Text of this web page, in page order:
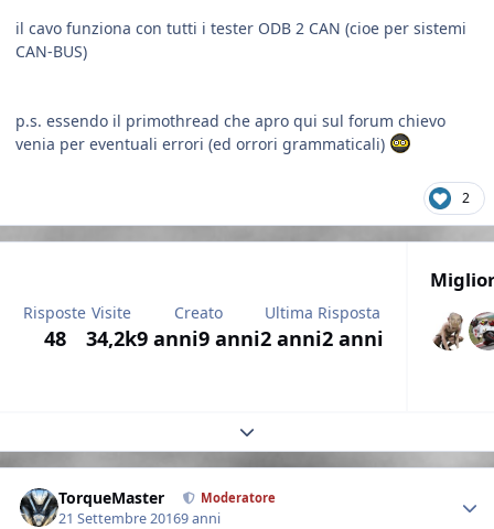
il cavo funziona con tutti i tester ODB 2 CAN (cioe per sistemi
CAN-BUS)
p.s. essendo il primothread che apro qui sul forum chievo
venia per eventuali errori (ed orrori grammaticali)
2
Risposte
48
Visite
34,2k
Creato
9 anni9 anni
Ultima Risposta
2 anni2 anni
Expand topic overview
TorqueMaster Moderatore
21 Settembre 20169 anni